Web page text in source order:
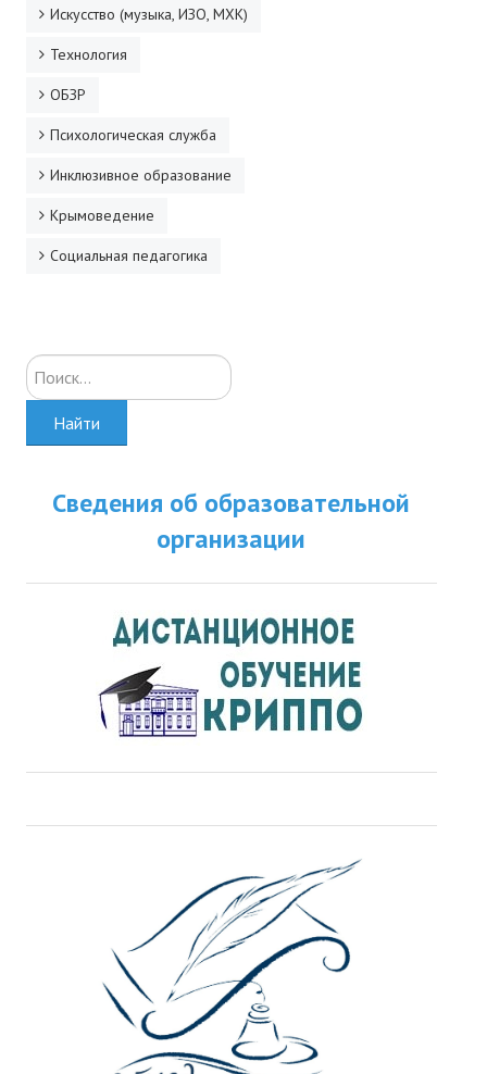
Искусство (музыка, ИЗО, МХК)
Технология
ОБЗР
Психологическая служба
Инклюзивное образование
Крымоведение
Социальная педагогика
Искать...
Найти
Сведения об образовательной
организации